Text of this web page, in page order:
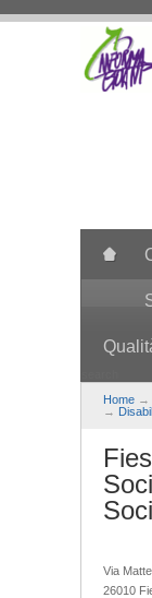
Home →
→
Via
26010